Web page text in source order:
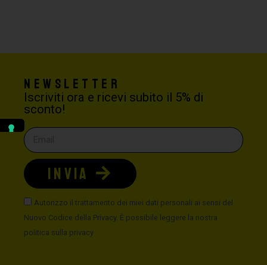
Newsletter
Iscriviti ora e ricevi subito il 5% di
sconto!
Autorizzo il trattamento dei miei dati personali ai sensi del
Nuovo Codice della Privacy. È possibile leggere la nostra
politica sulla privacy
INVIA